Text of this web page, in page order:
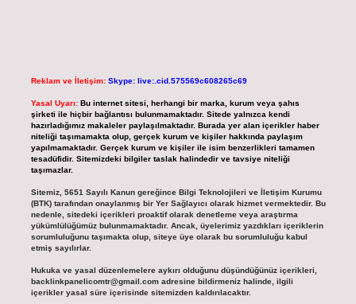
Reklam ve İletişim: Skype: live:.cid.575569c608265c69
Yasal Uyarı: Bu internet sitesi, herhangi bir marka, kurum veya şahıs
şirketi ile hiçbir bağlantısı bulunmamaktadır. Sitede yalnızca kendi
hazırladığımız makaleler paylaşılmaktadır. Burada yer alan içerikler haber
niteliği taşımamakta olup, gerçek kurum ve kişiler hakkında paylaşım
yapılmamaktadır. Gerçek kurum ve kişiler ile isim benzerlikleri tamamen
tesadüfidir. Sitemizdeki bilgiler taslak halindedir ve tavsiye niteliği
taşımazlar.
Sitemiz, 5651 Sayılı Kanun gereğince Bilgi Teknolojileri ve İletişim Kurumu
(BTK) tarafından onaylanmış bir Yer Sağlayıcı olarak hizmet vermektedir. Bu
nedenle, sitedeki içerikleri proaktif olarak denetleme veya araştırma
yükümlülüğümüz bulunmamaktadır. Ancak, üyelerimiz yazdıkları içeriklerin
sorumluluğunu taşımakta olup, siteye üye olarak bu sorumluluğu kabul
etmiş sayılırlar.
Hukuka ve yasal düzenlemelere aykırı olduğunu düşündüğünüz içerikleri,
backlinkpanelicomtr@gmail.comadresine bildirmeniz halinde, ilgili
içerikler yasal süre içerisinde sitemizden kaldırılacaktır.